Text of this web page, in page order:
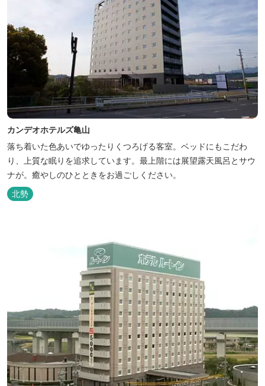
カンデオホテルズ亀山
落ち着いた色あいでゆったりくつろげる客室。ベッドにもこだわ
り、上質な眠りを追求しています。最上階には展望露天風呂とサウ
ナが。癒やしのひとときをお過ごしください。
北勢